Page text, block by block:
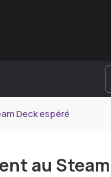
Deck espéré
au Steam